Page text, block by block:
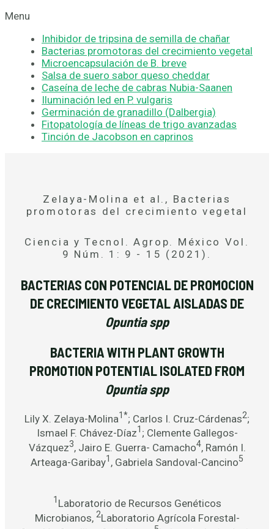
Menu
Inhibidor de tripsina de semilla de chañar
Bacterias promotoras del crecimiento vegetal
Microencapsulación de B. breve
Salsa de suero sabor queso cheddar
Caseína de leche de cabras Nubia-Saanen
Iluminación led en P. vulgaris
Germinación de granadillo (Dalbergia)
Fitopatología de líneas de trigo avanzadas
Tinción de Jacobson en caprinos
Zelaya-Molina et al., Bacterias
promotoras del crecimiento vegetal
Ciencia y Tecnol. Agrop. México Vol.
9 Núm. 1: 9 - 15 (2021).
BACTERIAS CON POTENCIAL DE PROMOCION
DE CRECIMIENTO VEGETAL AISLADAS DE
Opuntia spp
BACTERIA WITH PLANT GROWTH
PROMOTION POTENTIAL ISOLATED FROM
Opuntia spp
Lily X. Zelaya-Molina1*; Carlos I. Cruz-Cárdenas2;
Ismael F. Chávez-Díaz1 ; Clemente Gallegos-
Vázquez3, Jairo E. Guerra- Camacho4, Ramón I.
Arteaga-Garibay1 , Gabriela Sandoval-Cancino5
1 Laboratorio de Recursos Genéticos
Microbianos, 2Laboratorio Agrícola Forestal-